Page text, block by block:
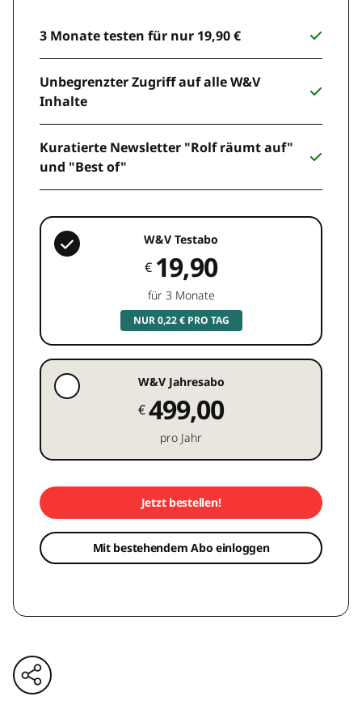
3 Monate testen für nur 19,90 €
Unbegrenzter Zugriff auf alle W&V
Inhalte
Kuratierte Newsletter "Rolf räumt auf"
und "Best of"
W&V Testabo
€ 19,90
für 3 Monate
NUR 0,22 € PRO TAG
W&V Jahresabo
€499,00
pro Jahr
Jetzt bestellen!
Mit bestehendem Abo einloggen